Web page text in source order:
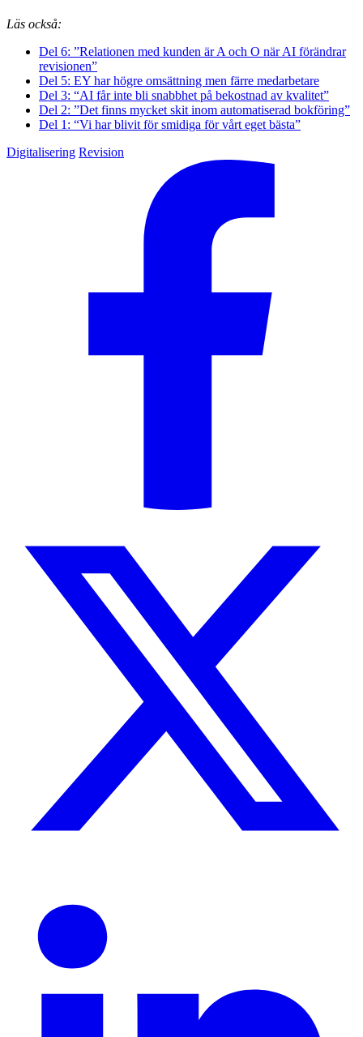
Läs också:
Del 6: ”Relationen med kunden är A och O när AI förändrar
revisionen”
Del 5: EY har högre omsättning men färre medarbetare
Del 3: “AI får inte bli snabbhet på bekostnad av kvalitet”
Del 2: ”Det finns mycket skit inom automatiserad bokföring”
Del 1: “Vi har blivit för smidiga för vårt eget bästa”
Digitalisering Revision